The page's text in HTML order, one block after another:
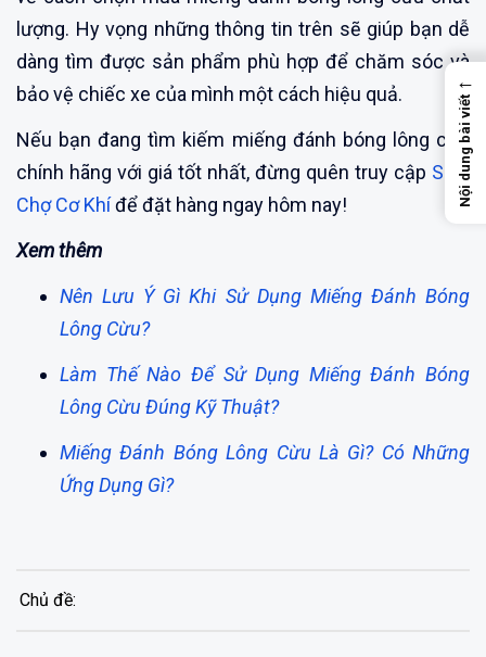
lượng. Hy vọng những thông tin trên sẽ giúp bạn dễ
dàng tìm được sản phẩm phù hợp để chăm sóc và
bảo vệ chiếc xe của mình một cách hiệu quả.
Nếu bạn đang tìm kiếm miếng đánh bóng lông cừu
chính hãng với giá tốt nhất, đừng quên truy cập Siêu
Chợ Cơ Khíđể đặt hàng ngay hôm nay!
Xem thêm
Nên Lưu Ý Gì Khi Sử Dụng Miếng Đánh Bóng
Lông Cừu?
Làm Thế Nào Để Sử Dụng Miếng Đánh Bóng
Lông Cừu Đúng Kỹ Thuật?
Miếng Đánh Bóng Lông Cừu Là Gì? Có Những
Ứng Dụng Gì?
Chủ đề:
←
Nội dung bài viết